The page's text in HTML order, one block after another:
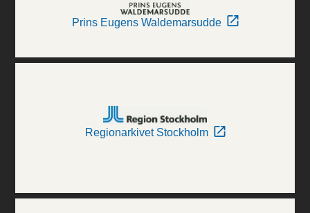
Prins Eugens Waldemarsudde
Regionarkivet Stockholm